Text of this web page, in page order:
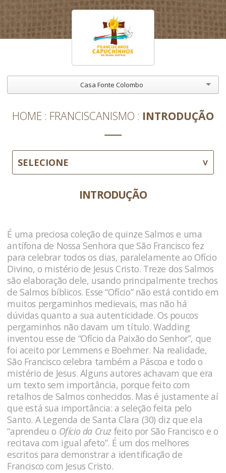
Casa Fonte Colombo
HOME FRANCISCANISMO INTRODUÇÃO
SELECIONE
INTRODUÇÃO
É uma preciosa coleção de quinze Salmos e uma
antífona de Nossa Senhora que São Francisco fez
para celebrar todos os dias, paralelamente ao Ofício
Divino, o mistério de Jesus Cristo. Treze dos Salmos
são elaboração dele, usando principalmente trechos
de Salmos bíblicos. Esse “Ofício” não está contido em
muitos pergaminhos medievais, mas não há
dúvidas quanto a sua autenticidade. Os poucos
pergaminhos não davam um título. Wadding
inventou esse de “Ofício da Paixão do Senhor”, que
foi aceito por Lemmens e Boehmer. Na realidade,
São Francisco celebra também a Páscoa e todo o
mistério de Jesus. Alguns autores achavam que era
um texto sem importância, porque feito com
retalhos de Salmos conhecidos. Mas é justamente aí
que está sua importância: a seleção feita pelo
Santo. A Legenda de Santa Clara (30) diz que ela
“aprendeu o Ofício da Cruz feito por São Francisco e o
recitava com igual afeto”. É um dos melhores
escritos para demonstrar a identificação de
Francisco com Jesus Cristo.